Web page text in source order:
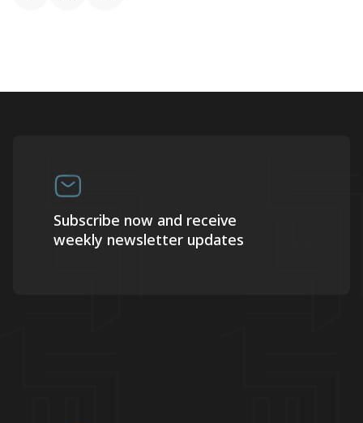
Subscribe now and receive
weekly newsletter updates